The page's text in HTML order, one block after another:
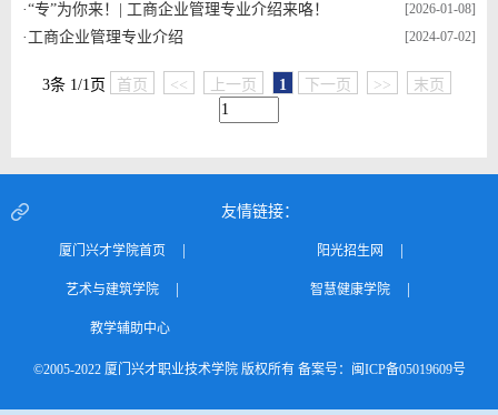
[2026-01-08]
·“专”为你来！| 工商企业管理专业介绍来咯！
[2024-07-02]
· 工商企业管理专业介绍
3条 1/1页 首页 << 上一页 1 下一页 >> 末页
友情链接：
厦门兴才学院首页 阳光招生网
艺术与建筑学院 智慧健康学院
教学辅助中心
©2005-2022 厦门兴才职业技术学院 版权所有 备案号：闽ICP备05019609号